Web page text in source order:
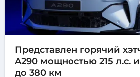
Представлен горячий
A290 мощностью 215 л.с.
до 380 км